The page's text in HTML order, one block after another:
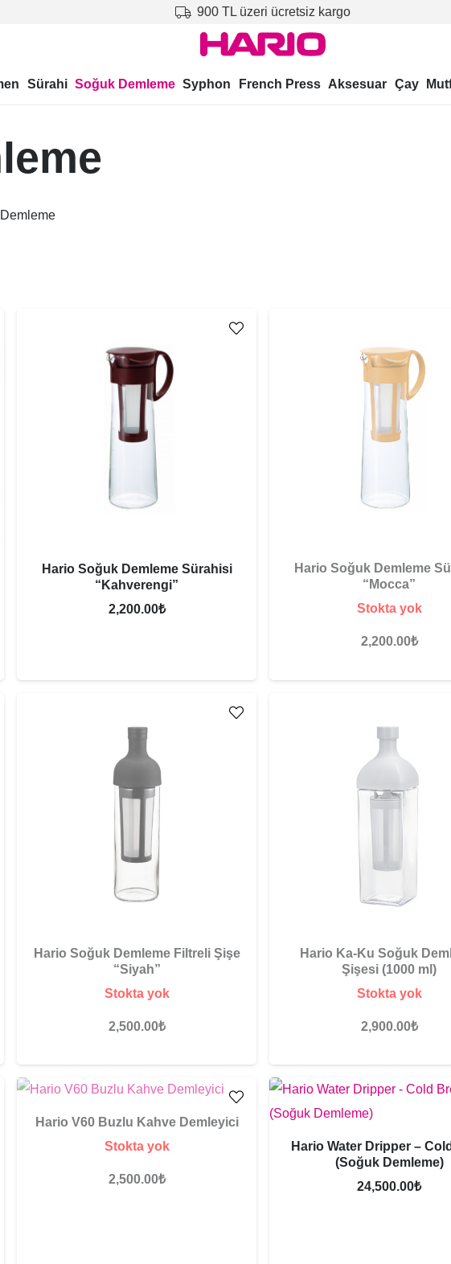
900 TL üzeri ücretsiz kargo
Sürahi Soğuk Demleme Syphon French Press Aksesuar Çay
Hario Soğuk Demleme Sürahisi
“Kahverengi”
2,200.00₺
Hario Soğuk Demleme
“Mocca”
Stokta yok
2,200.00₺
Hario Soğuk Demleme Filtreli Şişe
“Siyah”
Stokta yok
2,500.00₺
Hario Ka-Ku Soğuk
Şişesi (1000 ml)
Stokta yok
2,900.00₺
Hario V60 Buzlu Kahve Demleyici
Stokta yok
2,500.00₺
Hario Water Dripper –
(Soğuk Demleme)
24,500.00₺